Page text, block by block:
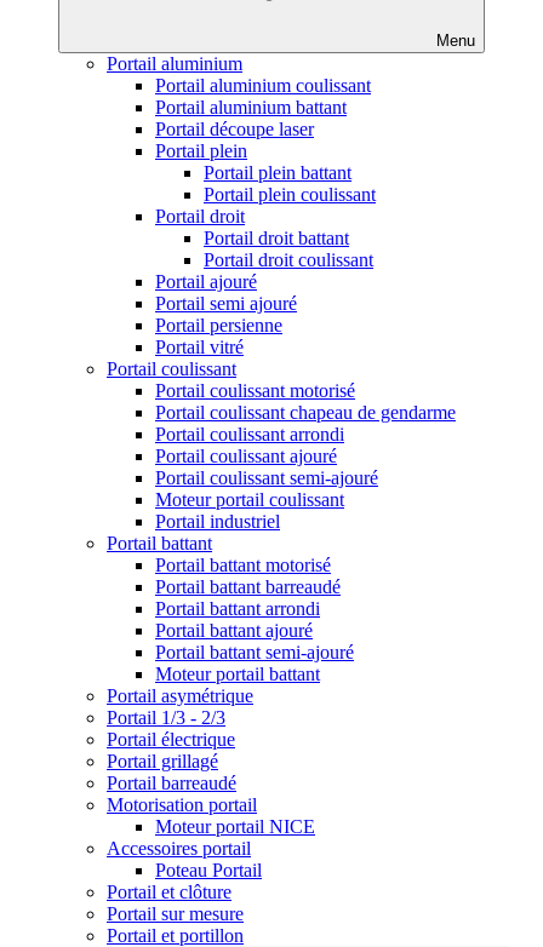
Menu
Portail aluminium
Portail aluminium coulissant
Portail aluminium battant
Portail découpe laser
Portail plein
Portail plein battant
Portail plein coulissant
Portail droit
Portail droit battant
Portail droit coulissant
Portail ajouré
Portail semi ajouré
Portail persienne
Portail vitré
Portail coulissant
Portail coulissant motorisé
Portail coulissant chapeau de gendarme
Portail coulissant arrondi
Portail coulissant ajouré
Portail coulissant semi-ajouré
Moteur portail coulissant
Portail industriel
Portail battant
Portail battant motorisé
Portail battant barreaudé
Portail battant arrondi
Portail battant ajouré
Portail battant semi-ajouré
Moteur portail battant
Portail asymétrique
Portail 1/3 - 2/3
Portail électrique
Portail grillagé
Portail barreaudé
Motorisation portail
Moteur portail NICE
Accessoires portail
Poteau Portail
Portail et clôture
Portail sur mesure
Portail et portillon